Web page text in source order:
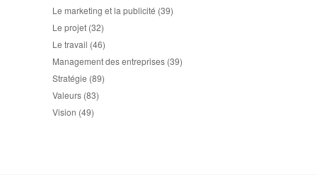
Le marketing et la publicité (39)
Le projet (32)
Le travail (46)
Management des entreprises (39)
Stratégie (89)
Valeurs (83)
Vision (49)